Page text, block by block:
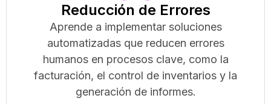
Reducción de Errores
Aprende a implementar soluciones
automatizadas que reducen errores
humanos en procesos clave, como la
facturación, el control de inventarios y la
generación de informes.